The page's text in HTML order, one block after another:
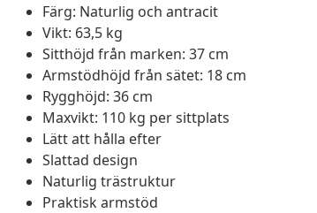
Färg: Naturlig och antracit
Vikt: 63,5 kg
Sitthöjd från marken: 37 cm
Armstödhöjd från sätet: 18 cm
Rygghöjd: 36 cm
Maxvikt: 110 kg per sittplats
Lätt att hålla efter
Slattad design
Naturlig trästruktur
Praktisk armstöd